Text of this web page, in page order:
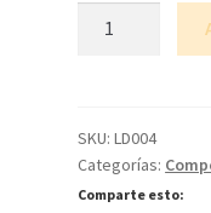
Hat
cantidad
SKU:LD004
Categorías:
Comparte esto: